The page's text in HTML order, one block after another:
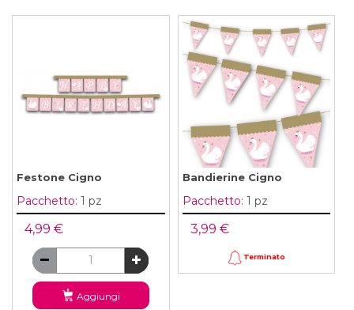
Festone Cigno
Pacchetto: 1 pz
4,99 €
Aggiungi
Bandierine Cigno
Pacchetto: 1 pz
3,99 €
Terminato